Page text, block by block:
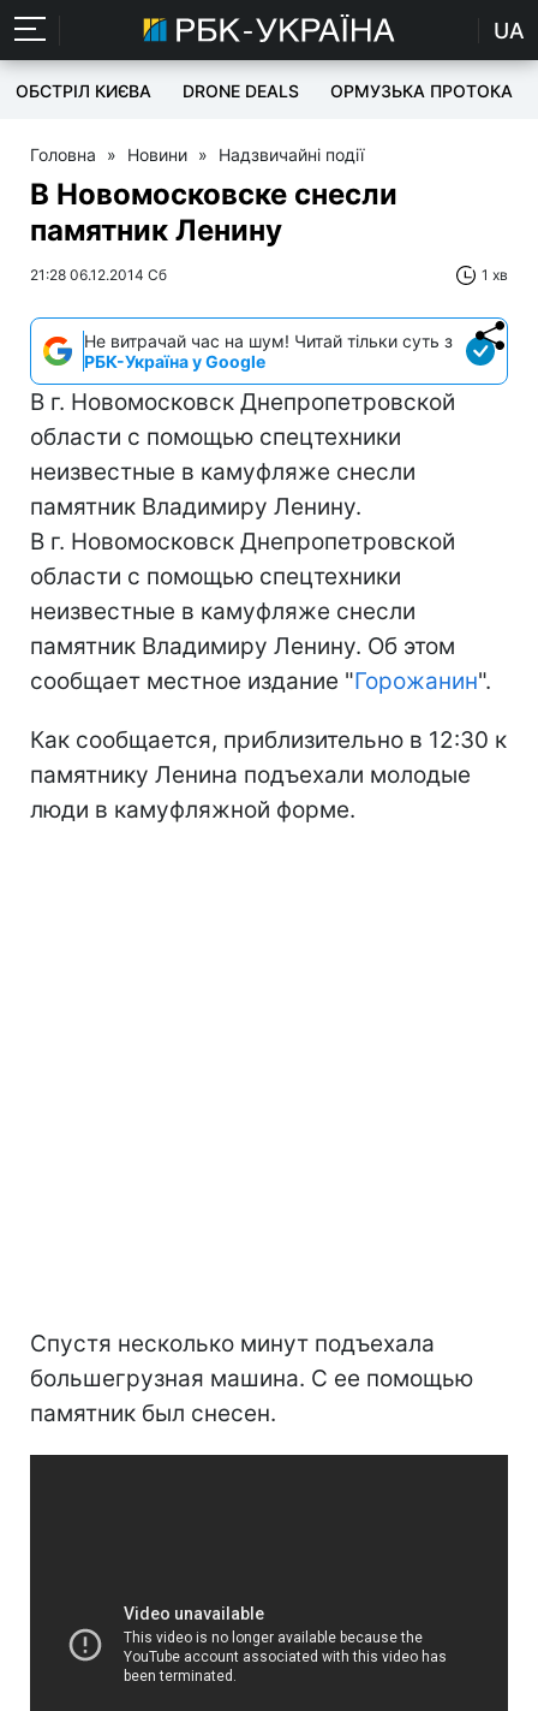
UA
ОБСТРІЛ КИЄВА DRONE DEALS ОРМУЗЬКА ПРОТОКА
Головна » Новини » Надзвичайні події
В Новомосковске снесли
памятник Ленину
21:28 06.12.2014 Сб 1 хв
Не витрачай час на шум! Читай тільки суть з
РБК-Україна у Google
В г. Новомосковск Днепропетровской
области с помощью спецтехники
неизвестные в камуфляже снесли
памятник Владимиру Ленину.
В г. Новомосковск Днепропетровской
области с помощью спецтехники
неизвестные в камуфляже снесли
памятник Владимиру Ленину. Об этом
сообщает местное издание "Горожанин".
Как сообщается, приблизительно в 12:30 к
памятнику Ленина подъехали молодые
люди в камуфляжной форме.
Спустя несколько минут подъехала
большегрузная машина. С ее помощью
памятник был снесен.